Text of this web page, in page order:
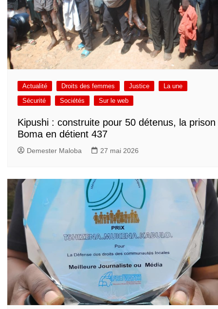
Actualité Droits des femmes Justice
La une
Sécurité
Sociétés Sur le web
Kipushi : construite pour 50 détenus, la prison
Boma en détient 437
Demester Maloba 27 mai 2026